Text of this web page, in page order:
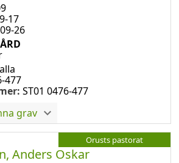
17
26
477
ST01 0476-477
grav
Orusts pastorat
Anders Oskar